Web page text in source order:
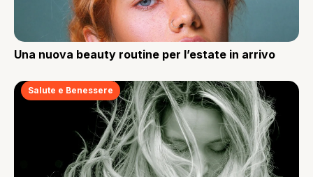
Una nuova beauty routine per l’estate in arrivo
Salute e Benessere